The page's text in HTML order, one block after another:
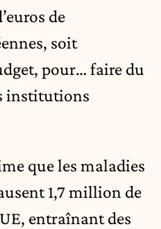
de
soit
pour… faire du
institutions
que les maladies
1,7 million de
entraînant des